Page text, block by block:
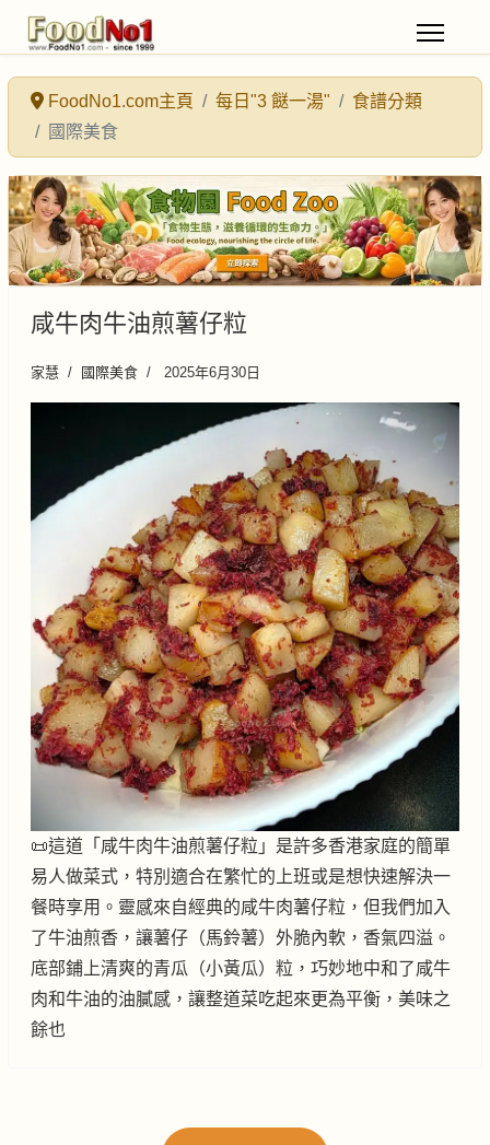
FoodNo1.com主頁 每日"3 餸一湯"
食譜分類
國際美食
咸牛肉牛油煎薯仔粒
家慧 國際美食 2025年6月30日
📜這道「咸牛肉牛油煎薯仔粒」是許多香港家庭的簡單
易人做菜式，特別適合在繁忙的上班或是想快速解決一
餐時享用。靈感來自經典的咸牛肉薯仔粒，但我們加入
了牛油煎香，讓薯仔（馬鈴薯）外脆內軟，香氣四溢。
底部鋪上清爽的青瓜（小黃瓜）粒，巧妙地中和了咸牛
肉和牛油的油膩感，讓整道菜吃起來更為平衡，美味之
餘也